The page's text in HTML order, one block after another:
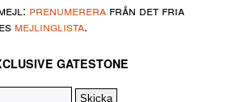
prenumerera från det fria
mejlinglista.
GATESTONE